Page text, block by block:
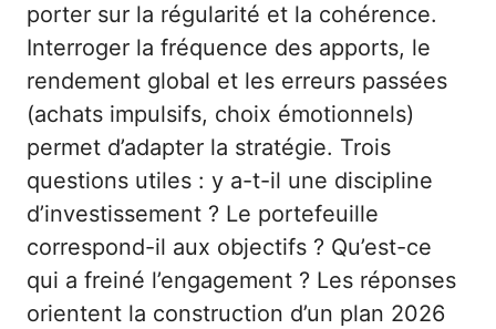
porter sur la régularité et la cohérence.
Interroger la fréquence des apports, le
rendement global et les erreurs passées
(achats impulsifs, choix émotionnels)
permet d’adapter la stratégie. Trois
questions utiles : y a-t-il une discipline
d’investissement ? Le portefeuille
correspond-il aux objectifs ? Qu’est-ce
qui a freiné l’engagement ? Les réponses
orientent la construction d’un plan 2026